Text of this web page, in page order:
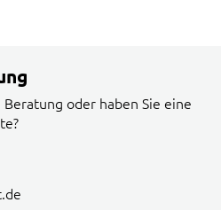
oder haben Sie eine